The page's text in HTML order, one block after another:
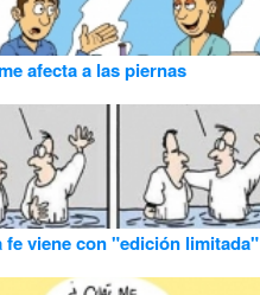
afecta a las piernas
fe viene con "edición limitada"